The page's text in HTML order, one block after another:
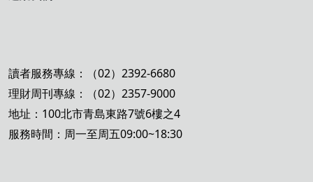
讀者服務專線：（02）2392-6680
理財周刊專線：（02）2357-9000
地址：100北市青島東路7號6樓之4
服務時間：周一至周五09:00~18:30